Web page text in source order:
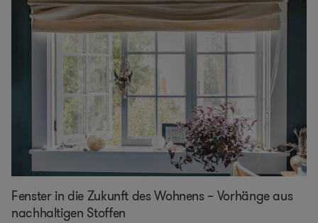
Fenster in die Zukunft des Wohnens – Vorhänge aus
nachhaltigen Stoffen